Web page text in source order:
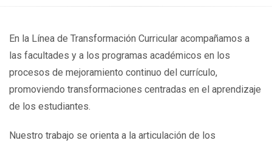
En la Línea de Transformación Curricular acompañamos a
las facultades y a los programas académicos en los
procesos de mejoramiento continuo del currículo,
promoviendo transformaciones centradas en el aprendizaje
de los estudiantes.
Nuestro trabajo se orienta a la articulación de los